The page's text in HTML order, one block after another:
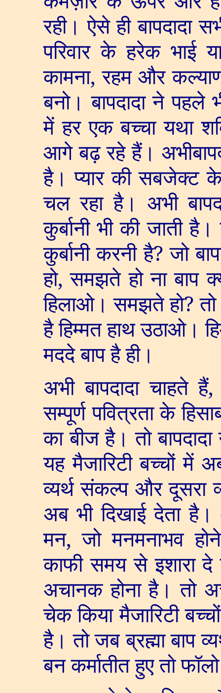
रही। ऐसे ही बापदादा
परिवार के हरेक भाई
कामना,रहम और
बनो। बापदादा ने पहले
में हर एक बच्चा यथा
आगे बढ़ रहे हैं।
है। प्यार की सबजेक्ट
चल रहा है। अभी
कुर्बानी भी की जाती
कुर्बानी करनी है?जो
हो,समझते हो ना बाप
हिलाओ। समझते हो?
है हिम्मत हाथ उठाओ।
मददे बाप है ही।
अभी बापदादा चाहते हैं
सम्पूर्ण पवित्रता के
का बीज है। तो
यह मैजारिटी बच्चों में
व्यर्थ संकल्प और दूसरा
अब भी दिखाई देता
मन,जो मनमनाभव
काफी समय से इशारा दे
अचानक होना है। तो
चेक किया मैजारिटी
है। तो जब ब्रह्मा बाप
बन कर्मातीत हुए तो